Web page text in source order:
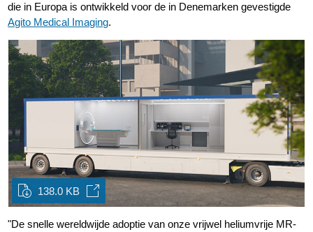
die in Europa is ontwikkeld voor de in Denemarken gevestigde
Agito Medical Imaging.
138.0 KB
"De snelle wereldwijde adoptie van onze vrijwel heliumvrije MR-